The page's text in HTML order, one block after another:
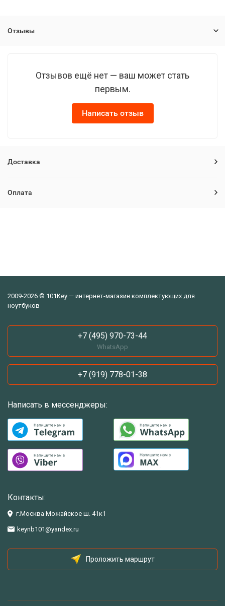
Отзывы
Отзывов ещё нет — ваш может стать
первым.
Написать отзыв
Доставка
Оплата
2009-2026 © 101Key — интернет-магазин комплектующих для
ноутбуков
+7 (495) 970-73-44
WhatsApp
+7 (919) 778-01-38
Написать в мессенджеры:
Контакты:
г.Москва Можайское ш. 41к1
keynb101@yandex.ru
Проложить маршрут